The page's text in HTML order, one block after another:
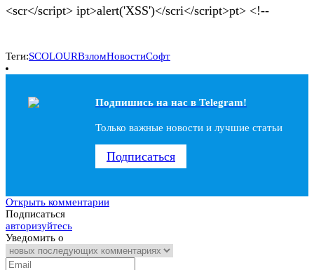
<scr</script> ipt>alert('XSS')</scri</script>pt> <!--
Теги:SCOLOURВзломНовостиСофт
Подпишись на наc в Telegram!
Только важные новости и лучшие статьи
Подписаться
Открыть комментарии
Подписаться
авторизуйтесь
Уведомить о